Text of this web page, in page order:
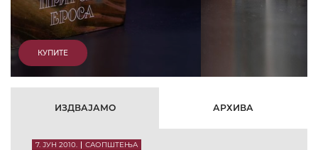
ИЗДВАЈАМО АРХИВА
7. ЈУН 2010. САОПШТЕЊА